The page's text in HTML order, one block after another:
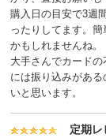
購入日の目安で3週
ったりしてます。
かもしれませんね。
大手さんでカード
には振り込みがあ
いと思います。
定期レ